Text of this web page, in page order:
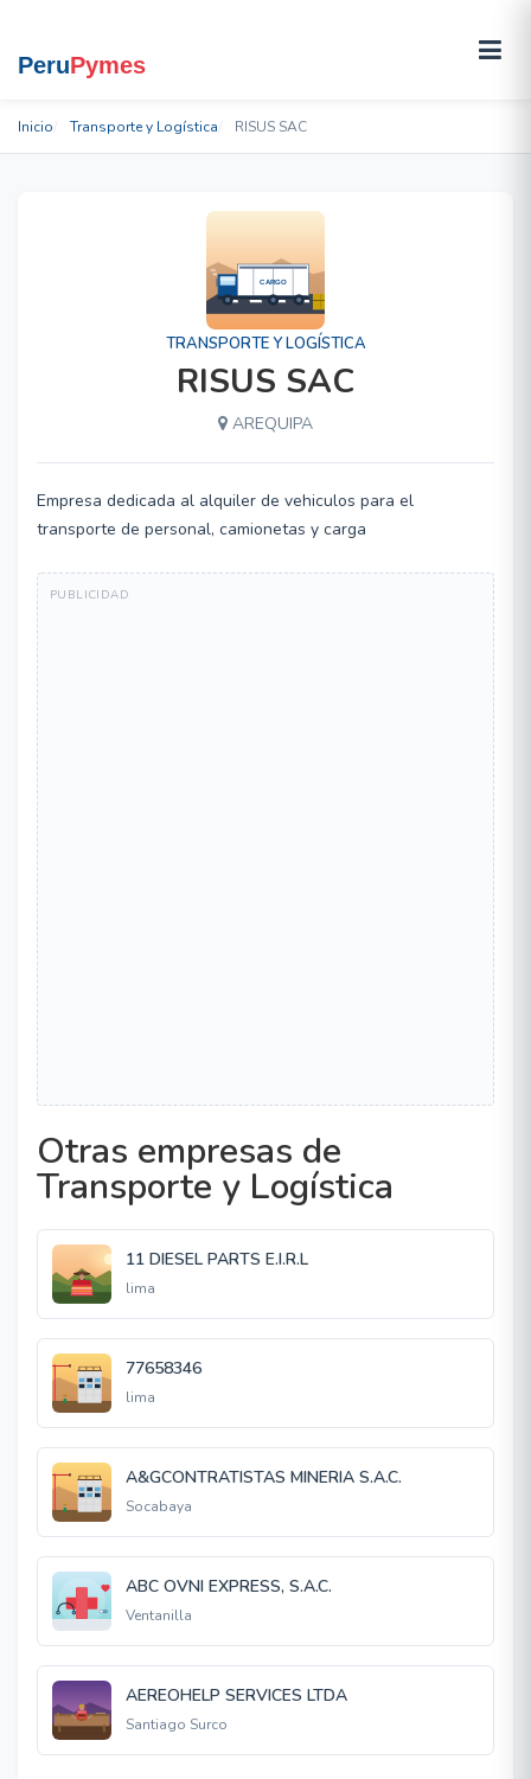
Inicio Transporte y Logística RISUS SAC
TRANSPORTE Y LOGÍSTICA
RISUS SAC
AREQUIPA
Empresa dedicada al alquiler de vehiculos para el
transporte de personal, camionetas y carga
Otras empresas de
Transporte y Logística
11 DIESEL PARTS E.I.R.L
lima
77658346
lima
A&GCONTRATISTAS MINERIA S.A.C.
Socabaya
ABC OVNI EXPRESS, S.A.C.
Ventanilla
AEREOHELP SERVICES LTDA
Santiago Surco